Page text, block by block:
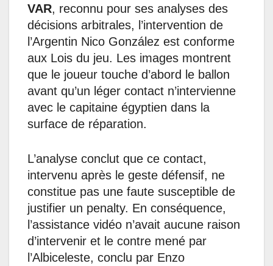
VAR, reconnu pour ses analyses des
décisions arbitrales, l’intervention de
l’Argentin Nico González est conforme
aux Lois du jeu. Les images montrent
que le joueur touche d’abord le ballon
avant qu’un léger contact n’intervienne
avec le capitaine égyptien dans la
surface de réparation.
L’analyse conclut que ce contact,
intervenu après le geste défensif, ne
constitue pas une faute susceptible de
justifier un penalty. En conséquence,
l’assistance vidéo n’avait aucune raison
d’intervenir et le contre mené par
l’Albiceleste, conclu par Enzo